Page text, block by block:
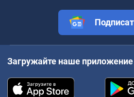
Загружайте наше приложение